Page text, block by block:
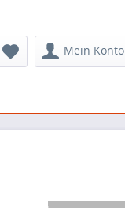
Mein Konto